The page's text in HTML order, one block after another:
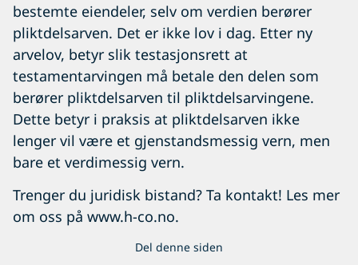
bestemte eiendeler, selv om verdien berører
pliktdelsarven. Det er ikke lov i dag. Etter ny
arvelov, betyr slik testasjonsrett at
testamentarvingen må betale den delen som
berører pliktdelsarven til pliktdelsarvingene.
Dette betyr i praksis at pliktdelsarven ikke
lenger vil være et gjenstandsmessig vern, men
bare et verdimessig vern.
Trenger du juridisk bistand? Ta kontakt! Les mer
om oss på www.h-co.no.
Del denne siden